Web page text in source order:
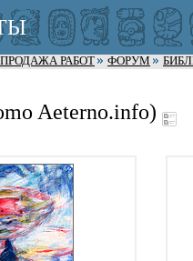
ПРОДАЖА РАБОТ ФОРУМ
Aeterno.info)